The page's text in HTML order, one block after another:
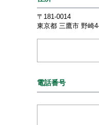
〒181-0014
東京都 三鷹市 野崎
電話番号